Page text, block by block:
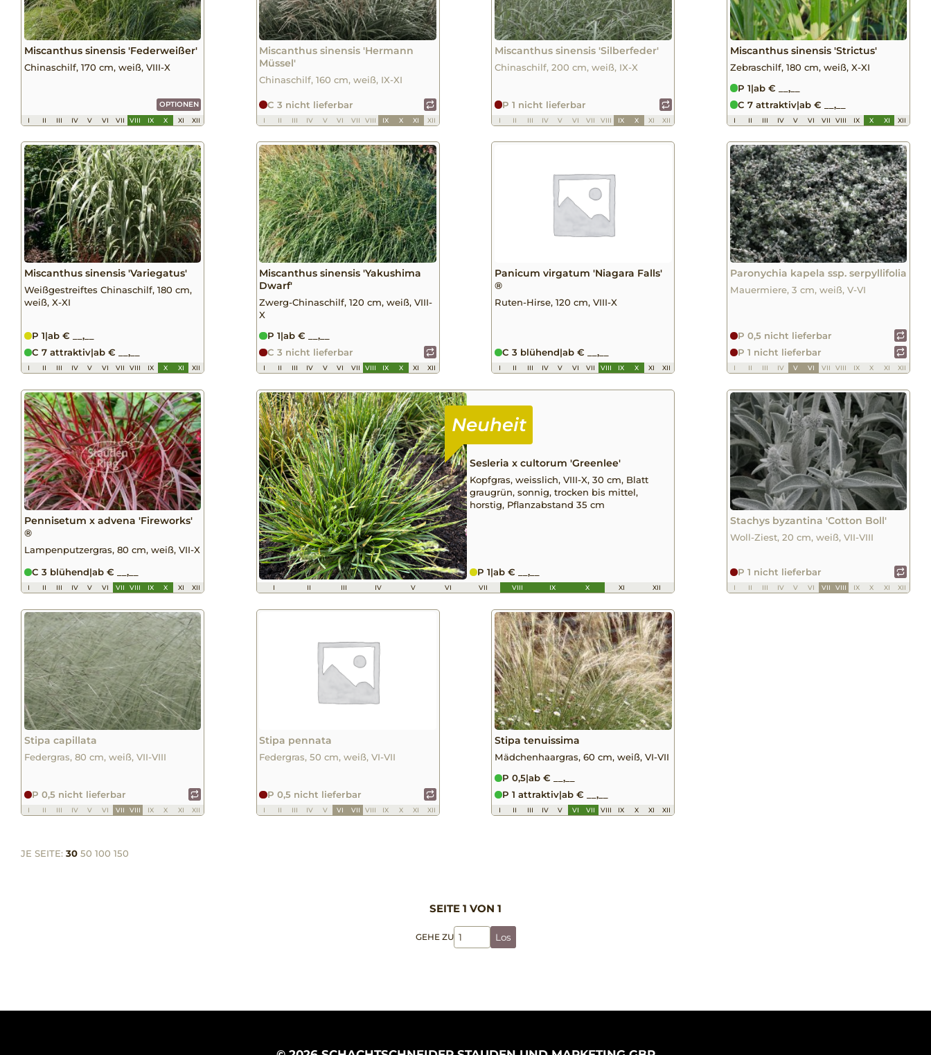
Miscanthus sinensis 'Federweißer'
Chinaschilf, 170 cm, weiß, VIII-X
OPTIONEN
I II III IV V VI VII VIII IX X XI XII
Miscanthus sinensis 'Hermann
Müssel'
Chinaschilf, 160 cm, weiß, IX-XI
C 3 nicht lieferbar
I II III IV V VI VII VIII IX X XI XII
Miscanthus sinensis 'Silberfeder'
Chinaschilf, 200 cm, weiß, IX-X
P 1 nicht lieferbar
I II III IV V VI VII VIII IX X XI XII
Miscanthus sinensis 'Strictus'
Zebraschilf, 180 cm, weiß, X-XI
P 1|ab € __,__
C 7 attraktiv|ab € __,__
I II III IV V VI VII VIII IX X XI XII
Miscanthus sinensis 'Variegatus'
Weißgestreiftes Chinaschilf, 180 cm,
weiß, X-XI
P 1|ab € __,__
C 7 attraktiv|ab € __,__
I II III IV V VI VII VIII IX X XI XII
Miscanthus sinensis 'Yakushima
Dwarf'
Zwerg-Chinaschilf, 120 cm, weiß, VIII-
X
P 1|ab € __,__
C 3 nicht lieferbar
I II III IV V VI VII VIII IX X XI XII
Panicum virgatum 'Niagara Falls'
®
Ruten-Hirse, 120 cm, VIII-X
C 3 blühend|ab € __,__
I II III IV V VI VII VIII IX X XI XII
Paronychia kapela ssp. serpyllifolia
Mauermiere, 3 cm, weiß, V-VI
P 0,5 nicht lieferbar
P 1 nicht lieferbar
I II III IV V VI VII VIII IX X XI XII
Pennisetum x advena 'Fireworks'
®
Lampenputzergras, 80 cm, weiß, VII-X
C 3 blühend|ab € __,__
I II III IV V VI VII VIII IX X XI XII
Sesleria x cultorum 'Greenlee'
Kopfgras, weisslich, VIII-X, 30 cm, Blatt
graugrün, sonnig, trocken bis mittel,
horstig, Pflanzabstand 35 cm
P 1|ab € __,__
I II III IV V VI VII VIII IX X XI XII
Stachys byzantina 'Cotton Boll'
Woll-Ziest, 20 cm, weiß, VII-VIII
P 1 nicht lieferbar
I II III IV V VI VII VIII IX X XI XII
Stipa capillata
Federgras, 80 cm, weiß, VII-VIII
P 0,5 nicht lieferbar
I II III IV V VI VII VIII IX X XI XII
Stipa pennata
Federgras, 50 cm, weiß, VI-VII
P 0,5 nicht lieferbar
I II III IV V VI VII VIII IX X XI XII
Stipa tenuissima
Mädchenhaargras, 60 cm, weiß, VI-VII
P 0,5|ab € __,__
P 1 attraktiv|ab € __,__
I II III IV V VI VII VIII IX X XI XII
JE SEITE: 30 50 100 150
SEITE 1 VON 1
GEHE ZU Los